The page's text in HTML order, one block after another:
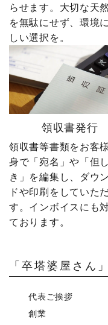
らせます。大切な天
を無駄にせず、環境
しい選択を。
領収書発行
領収書等書類をお客
身で「宛名」や「但
き」を編集し、ダウ
ドや印刷をしていた
す。インボイスにも
ております。
「卒塔婆屋さん
代表ご挨拶
創業